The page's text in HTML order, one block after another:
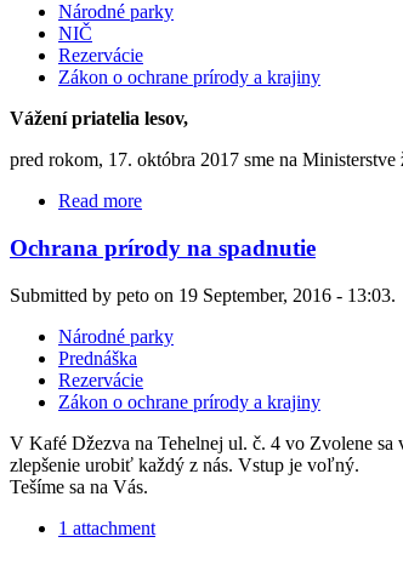
Národné parky
NIČ
Rezervácie
Zákon o ochrane prírody a krajiny
Vážení priatelia lesov,
pred rokom, 17. októbra 2017 sme na
Read more
Ochrana prírody na spadnutie
Submitted by peto on 19 September, 2016 - 13:03.
Národné parky
Prednáška
Rezervácie
Zákon o ochrane prírody a krajiny
V Kafé Džezva na Tehelnej ul. č. 4 vo Zvolene sa
zlepšenie urobiť každý z nás. Vstup je voľný.
Tešíme sa na Vás.
1 attachment